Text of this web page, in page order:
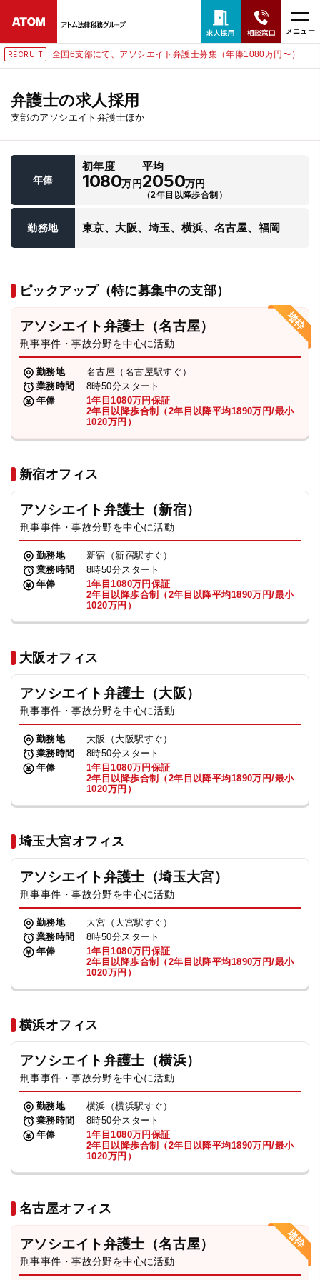
メニュー
RECRUIT 全国6支部にて、アソシエイト弁護士募集（年俸1080万円〜）
弁護士の求人採用
支部のアソシエイト弁護士ほか
年俸
初年度
1080万円
平均
2050万円
（2年目以降歩合制）
勤務地 東京、大阪、埼玉、横浜、名古屋、福岡
ピックアップ（特に募集中の支部）
アソシエイト弁護士（名古屋）
刑事事件・事故分野を中心に活動
勤務地
名古屋（名古屋駅すぐ）
業務時間
8時50分スタート
年俸
1年目1080万円保証
2年目以降歩合制（2年目以降平均1890万円/最小
1020万円）
新宿オフィス
アソシエイト弁護士（新宿）
刑事事件・事故分野を中心に活動
勤務地
新宿（新宿駅すぐ）
業務時間
8時50分スタート
年俸
1年目1080万円保証
2年目以降歩合制（2年目以降平均1890万円/最小
1020万円）
大阪オフィス
アソシエイト弁護士（大阪）
刑事事件・事故分野を中心に活動
勤務地
大阪（大阪駅すぐ）
業務時間
8時50分スタート
年俸
1年目1080万円保証
2年目以降歩合制（2年目以降平均1890万円/最小
1020万円）
埼玉大宮オフィス
アソシエイト弁護士（埼玉大宮）
刑事事件・事故分野を中心に活動
勤務地
大宮（大宮駅すぐ）
業務時間
8時50分スタート
年俸
1年目1080万円保証
2年目以降歩合制（2年目以降平均1890万円/最小
1020万円）
横浜オフィス
アソシエイト弁護士（横浜）
刑事事件・事故分野を中心に活動
勤務地
横浜（横浜駅すぐ）
業務時間
8時50分スタート
年俸
1年目1080万円保証
2年目以降歩合制（2年目以降平均1890万円/最小
1020万円）
名古屋オフィス
アソシエイト弁護士（名古屋）
刑事事件・事故分野を中心に活動
24時間365日全国対応
無料相談窓口はこちら
弁護士・税理士
費用
求人採用
お知らせ
特設サイト
相談先情報サイト
法人グループ
プライバシーポリシー 利用規約
TikTok受賞 定義集 動画集